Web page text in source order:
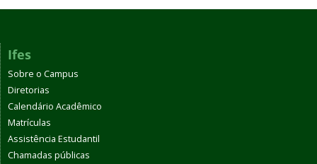
Ifes
Sobre o Campus
Diretorias
Calendário Acadêmico
Matrículas
Assistência Estudantil
Chamadas públicas